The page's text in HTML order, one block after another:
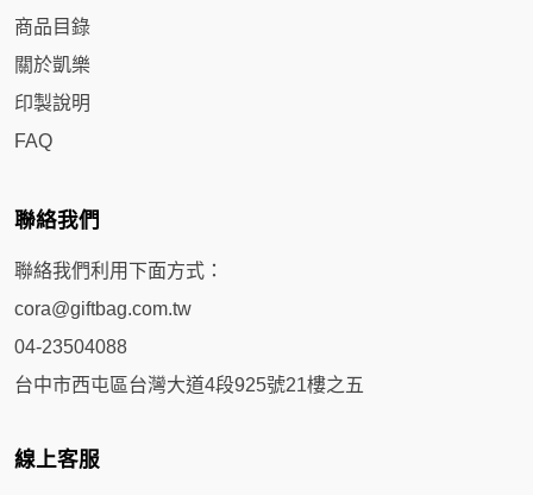
商品目錄
關於凱樂
印製說明
FAQ
聯絡我們
聯絡我們利用下面方式：
cora@giftbag.com.tw
04-23504088
台中市西屯區台灣大道4段925號21樓之五
線上客服